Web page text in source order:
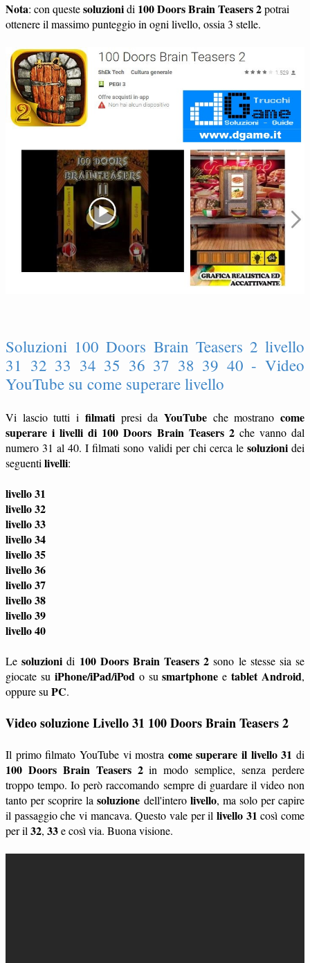
Nota: con questesoluzionidi 100 Doors Brain Teasers 2potrai
ottenere il massimo punteggio in ogni livello, ossia 3 stelle.
Soluzioni 100 Doors Brain Teasers 2 livello
31 32 33 34 35 36 37 38 39 40 - Video
YouTube su come superare livello
Vi lascio tutti i filmatipresi da YouTubeche mostranocome
superare i livelli di 100 Doors Brain Teasers 2che vanno dal
numero 31 al 40. I filmati sono validi per chi cerca le soluzionidei
seguenti livelli:
livello 31
livello 32
livello 33
livello 34
livello 35
livello 36
livello 37
livello 38
livello 39
livello 40
Lesoluzioni di 100 Doors Brain Teasers 2 sono le stesse sia se
giocate su iPhone/iPad/iPod o susmartphone etablet Android,
oppure su PC.
Video soluzione Livello 31 100 Doors Brain Teasers 2
Il primo filmato YouTube vi mostra come superare il livello 31 di
100 Doors Brain Teasers 2in modo semplice, senza perdere
troppo tempo. Io però raccomando sempre di guardare il video non
tanto per scoprire lasoluzione dell'intero livello, ma solo per capire
il passaggio che vi mancava. Questo vale per il livello 31 così come
per il 32, 33e così via. Buona visione.